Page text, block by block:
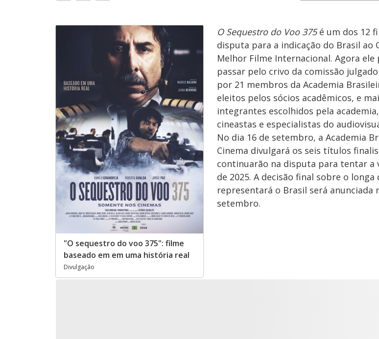
"O sequestro do voo 375": filme
baseado em em uma história real
Divulgação
O Sequestro do Voo 375é um dos 12
disputa para a indicação do Brasil ao
Melhor Filme Internacional. Agora ele
passar pelo crivo da comissão
por 21 membros da Academia
eleitos pelos sócios acadêmicos, e
integrantes escolhidos pela
cineastas e especialistas do
No dia 16 de setembro, a Academia
Cinema divulgará os seis títulos
continuarão na disputa para tentar a
de 2025. A decisão final sobre o longa
representará o Brasil será anunciada
setembro.